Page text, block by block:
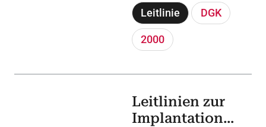
Leitlinie DGK
2000
der
Herzkatheterlab
ors in der
Deutschland
Leitlinien zur
Implantation